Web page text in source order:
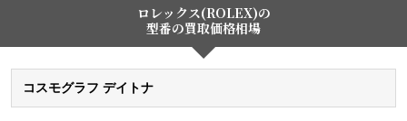
ロレックス(ROLEX)の
型番の買取価格相場
コスモグラフ デイトナ